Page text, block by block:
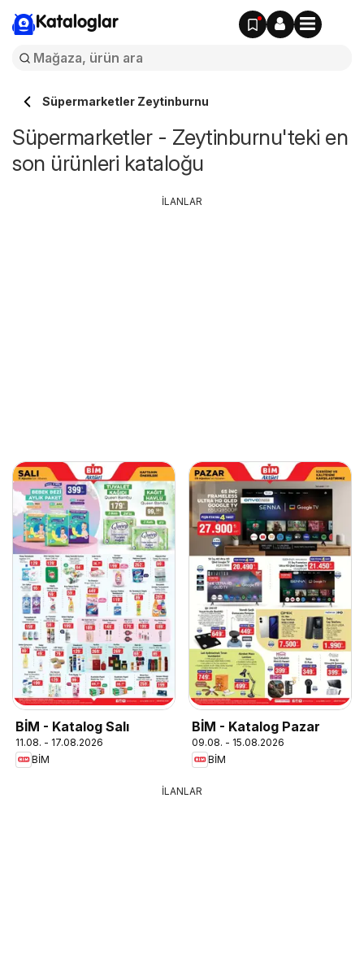
Kataloglar
Süpermarketler Zeytinburnu
Süpermarketler - Zeytinburnu'teki en
son ürünleri kataloğu
BİM - Katalog Salı
11.08. - 17.08.2026
BİM
BİM - Katalog Pazar
09.08. - 15.08.2026
BİM
İLANLAR
İLANLAR